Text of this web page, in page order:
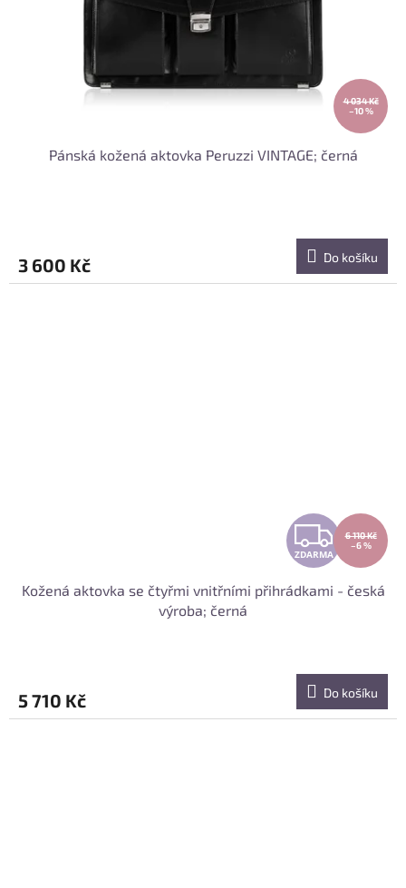
4 034 Kč
–10 %
Pánská kožená aktovka Peruzzi VINTAGE; černá
3 600 Kč Do košíku
Z
D
M
A
ZDARMA
6 110 Kč
–6 %
Kožená aktovka se čtyřmi vnitřními přihrádkami - česká
výroba; černá
5 710 Kč Do košíku